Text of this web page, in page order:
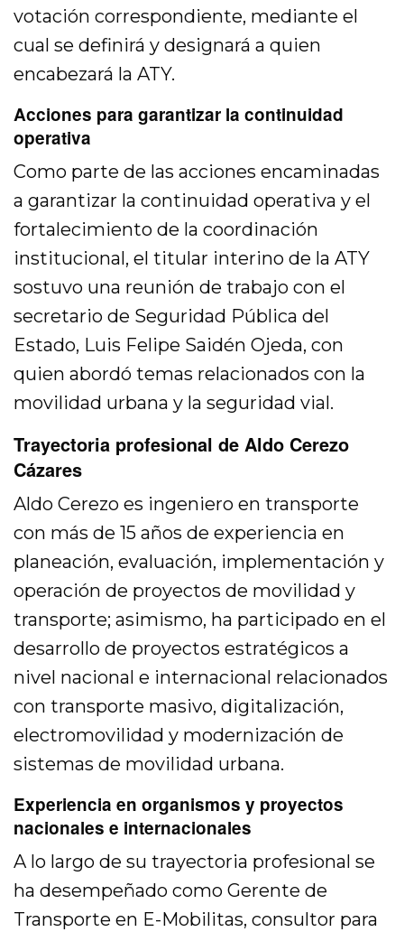
votación correspondiente, mediante el
cual se definirá y designará a quien
encabezará la ATY.
Acciones para garantizar la continuidad
operativa
Como parte de las acciones encaminadas
a garantizar la continuidad operativa y el
fortalecimiento de la coordinación
institucional, el titular interino de la ATY
sostuvo una reunión de trabajo con el
secretario de Seguridad Pública del
Estado, Luis Felipe Saidén Ojeda, con
quien abordó temas relacionados con la
movilidad urbana y la seguridad vial.
Trayectoria profesional de Aldo Cerezo
Cázares
Aldo Cerezo es ingeniero en transporte
con más de 15 años de experiencia en
planeación, evaluación, implementación y
operación de proyectos de movilidad y
transporte; asimismo, ha participado en el
desarrollo de proyectos estratégicos a
nivel nacional e internacional relacionados
con transporte masivo, digitalización,
electromovilidad y modernización de
sistemas de movilidad urbana.
Experiencia en organismos y proyectos
nacionales e internacionales
A lo largo de su trayectoria profesional se
ha desempeñado como Gerente de
Transporte en E-Mobilitas, consultor para